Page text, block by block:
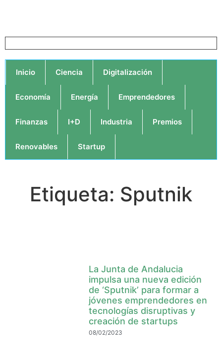
Inicio Ciencia Digitalización
Economía Energía Emprendedores
Finanzas I+D Industria Premios
Renovables Startup
Etiqueta: Sputnik
La Junta de Andalucia
impulsa una nueva edición
de ‘Sputnik’ para formar a
jóvenes emprendedores en
tecnologías disruptivas y
creación de startups
08/02/2023